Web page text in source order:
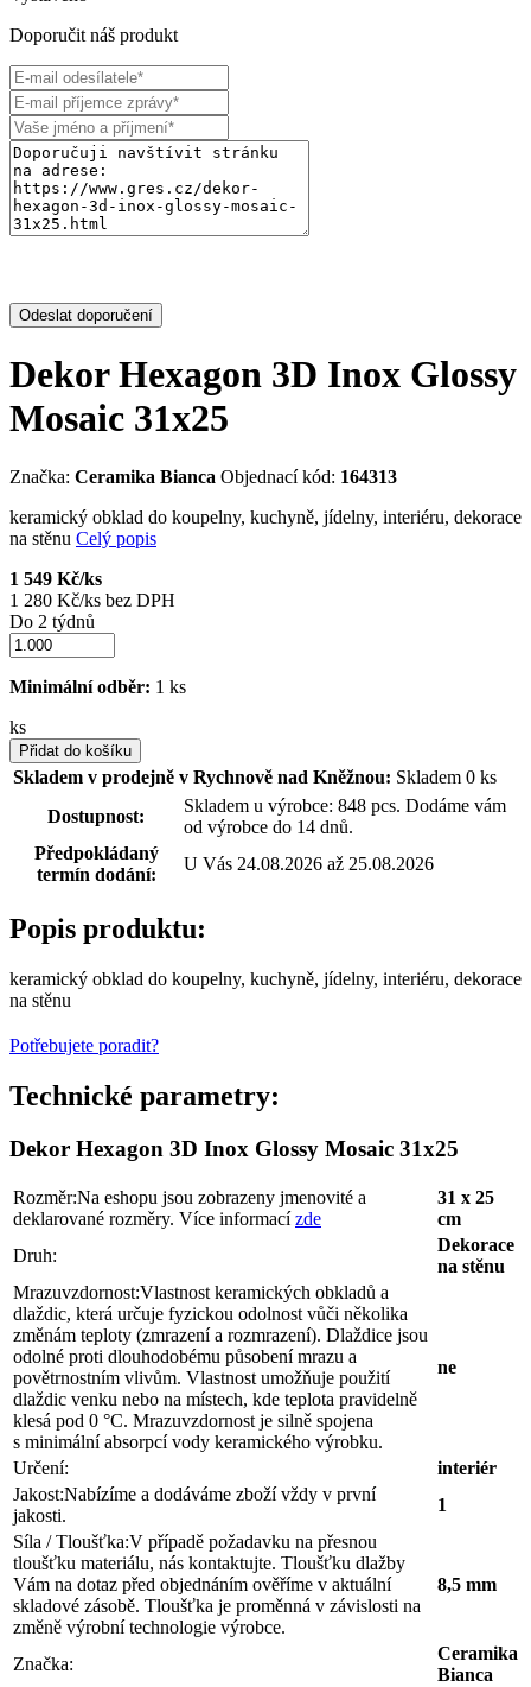
Doporučit náš produkt
Odeslat doporučení
Dekor Hexagon 3D Inox Glossy
Mosaic 31x25
Značka: Ceramika Bianca Objednací kód: 164313
keramický obklad do koupelny, kuchyně, jídelny, interiéru, dekorace
na stěnu Celý popis
1 549 Kč/ks
1 280 Kč/ks bez DPH
Do 2 týdnů
Minimální odběr: 1 ks
ks
Přidat do košíku
Skladem v prodejně v Rychnově nad Kněžnou: Skladem 0 ks
Dostupnost:
Skladem u výrobce: 848 pcs. Dodáme vám
od výrobce do 14 dnů.
Předpokládaný
termín dodání:
U Vás 24.08.2026 až 25.08.2026
Popis produktu:
keramický obklad do koupelny, kuchyně, jídelny, interiéru, dekorace
na stěnu
Potřebujete poradit?
Technické parametry:
Dekor Hexagon 3D Inox Glossy Mosaic 31x25
Rozměr:Na eshopu jsou zobrazeny jmenovité a
deklarované rozměry. Více informacízde
31 x 25
cm
Druh:
Dekorace
na stěnu
Mrazuvzdornost:Vlastnost keramických obkladů a
dlaždic, která určuje fyzickou odolnost vůči několika
změnám teploty (zmrazení a rozmrazení). Dlaždice jsou
odolné proti dlouhodobému působení mrazu a
povětrnostním vlivům. Vlastnost umožňuje použití
dlaždic venku nebo na místech, kde teplota pravidelně
klesá pod 0 °C. Mrazuvzdornost je silně spojena
s minimální absorpcí vody keramického výrobku.
ne
Určení:
interiér
Jakost:Nabízíme a dodáváme zboží vždy v první
jakosti.
1
Síla / Tloušťka:V případě požadavku na přesnou
tloušťku materiálu, nás kontaktujte. Tloušťku dlažby
Vám na dotaz před objednáním ověříme v aktuální
skladové zásobě. Tloušťka je proměnná v závislosti na
změně výrobní technologie výrobce.
8,5 mm
Značka:
Ceramika
Bianca